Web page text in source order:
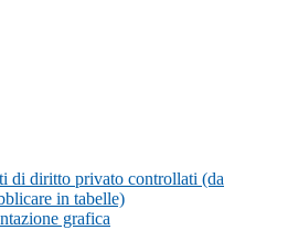
di diritto privato controllati (da
in tabelle)
grafica